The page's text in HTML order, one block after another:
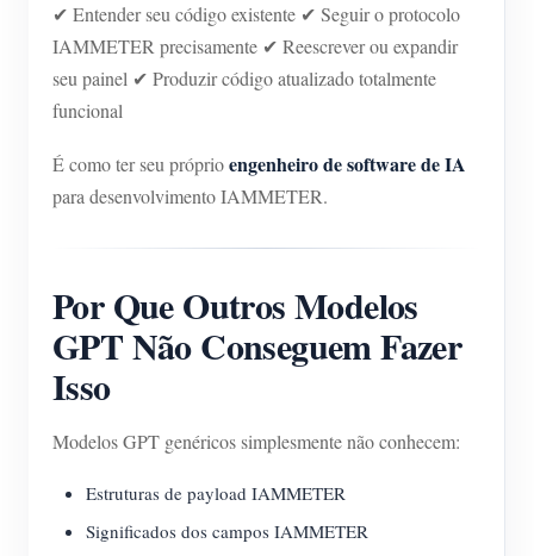
✔ Entender seu código existente ✔ Seguir o protocolo
IAMMETER precisamente ✔ Reescrever ou expandir
seu painel ✔ Produzir código atualizado totalmente
funcional
É como ter seu próprioengenheiro de software de IA
para desenvolvimento IAMMETER.
Por Que Outros Modelos
GPT Não Conseguem Fazer
Isso
Modelos GPT genéricos simplesmente não conhecem:
Estruturas de payload IAMMETER
Significados dos campos IAMMETER